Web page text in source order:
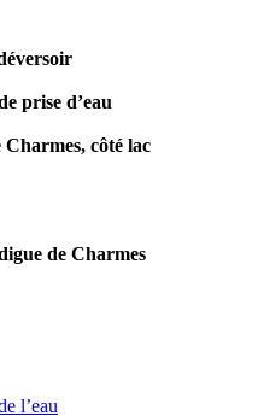
prise d’eau
côté lac
de Charmes
l’eau